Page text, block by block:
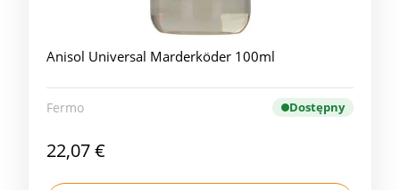
Anisol Universal Marderköder 100ml
Fermo Dostępny
22,07 €